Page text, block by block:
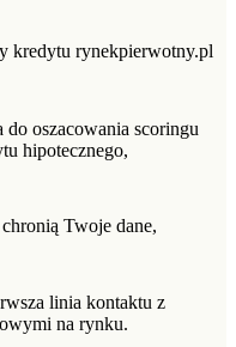
kredytu rynekpierwotny.pl
do oszacowania scoringu
hipotecznego,
Twoje dane,
linia kontaktu z
na rynku.